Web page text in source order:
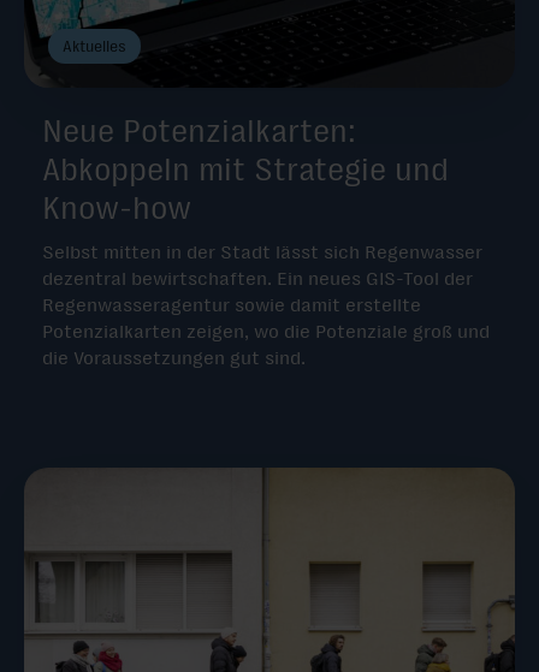
Neue Potenzialkarten:
Abkoppeln mit Strategie und
Know-how
Selbst mitten in der Stadt lässt sich Regenwasser
dezentral bewirtschaften. Ein neues GIS-Tool der
Regenwasseragentur sowie damit erstellte
Potenzialkarten zeigen, wo die Potenziale groß und
die Voraussetzungen gut sind.
Aktuelles